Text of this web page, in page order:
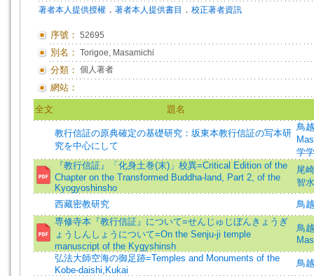
著者本人提供授權 ． 著者本人提供書目 ． 校正著者資訊
序號： 52695
別名： Torigoe, Masamichi
分類： 個人著者
網站：
全文 題名
教行信証の原典確定の基礎研究：坂東本教行信証の写本研
究を中心にして
鳥
学
『教行信証』「化身土巻(末)」校異=Critical Edition of the
Chapter on the Transformed Buddha-land, Part 2, of the
Kyogyoshinsho
尾
智水
西藏密教研究
鳥
専修寺本『教行信証』について=せんじゅじぼんきょうぎ
ょうしんしょうについて=On the Senju-ji temple
manuscript of the Kygyshinsh
鳥
弘法大師空海の御足跡=Temples and Monuments of the
Kobe-daishi,Kukai
鳥